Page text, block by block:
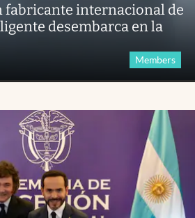
fabricante internacional de
desembarca en la
Members